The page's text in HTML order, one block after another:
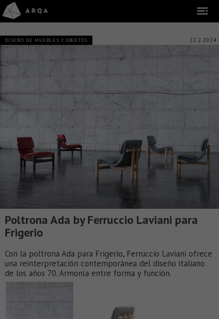
DISEÑO DE MUEBLES Y OBJETOS 22.2.2024
Poltrona Ada by Ferruccio Laviani para
Frigerio
Con la poltrona Ada para Frigerio, Ferruccio Laviani ofrece
una reinterpretación contemporánea del diseño italiano
de los años 70. Armonía entre forma y función.